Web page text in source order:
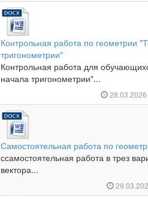
Контрольная работа по геометрии
тригонометрии"
Контрольная работа для
начала тригонометрии"...
Самостоятельная работа по
ссамостоятельная работа в трез
вектора...